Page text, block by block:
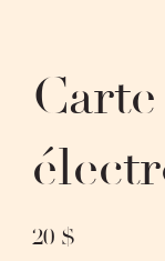
20 $